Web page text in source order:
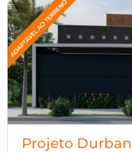
Projeto Durban